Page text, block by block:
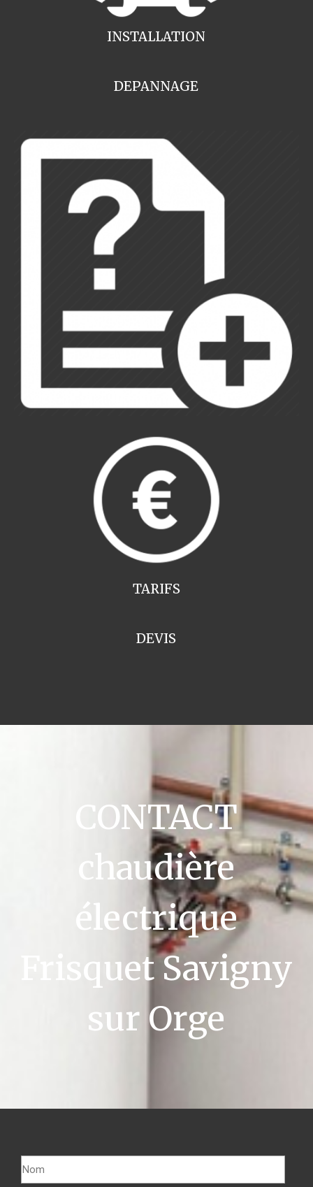
INSTALLATION
DEPANNAGE
TARIFS
DEVIS
CONTACT
chaudière
électrique
Frisquet Savigny
sur Orge